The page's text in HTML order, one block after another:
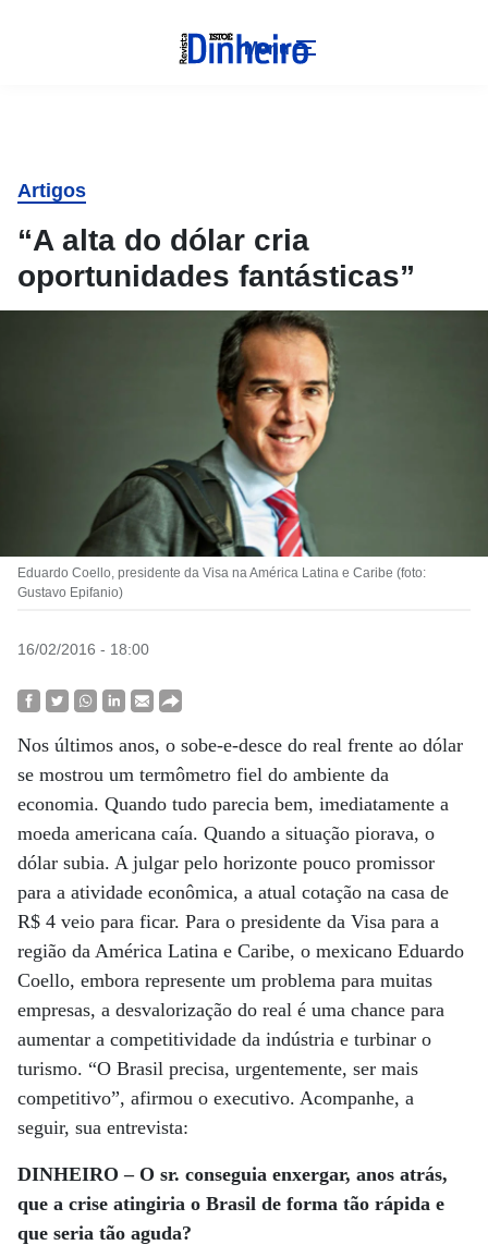
Menu
Artigos
“A alta do dólar cria
oportunidades fantásticas”
Eduardo Coello, presidente da Visa na América Latina e Caribe (foto:
Gustavo Epifanio)
16/02/2016 - 18:00
Nos últimos anos, o sobe-e-desce do real frente ao dólar
se mostrou um termômetro fiel do ambiente da
economia. Quando tudo parecia bem, imediatamente a
moeda americana caía. Quando a situação piorava, o
dólar subia. A julgar pelo horizonte pouco promissor
para a atividade econômica, a atual cotação na casa de
R$ 4 veio para ficar. Para o presidente da Visa para a
região da América Latina e Caribe, o mexicano Eduardo
Coello, embora represente um problema para muitas
empresas, a desvalorização do real é uma chance para
aumentar a competitividade da indústria e turbinar o
turismo. “O Brasil precisa, urgentemente, ser mais
competitivo”, afirmou o executivo. Acompanhe, a
seguir, sua entrevista:
DINHEIRO – O sr. conseguia enxergar, anos atrás,
que a crise atingiria o Brasil de forma tão rápida e
que seria tão aguda?